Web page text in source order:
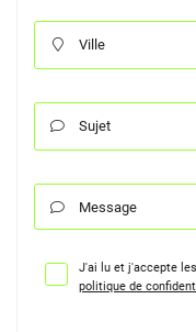
 Ville
 Sujet
 Message
J'ai lu et j'accepte les
politique de